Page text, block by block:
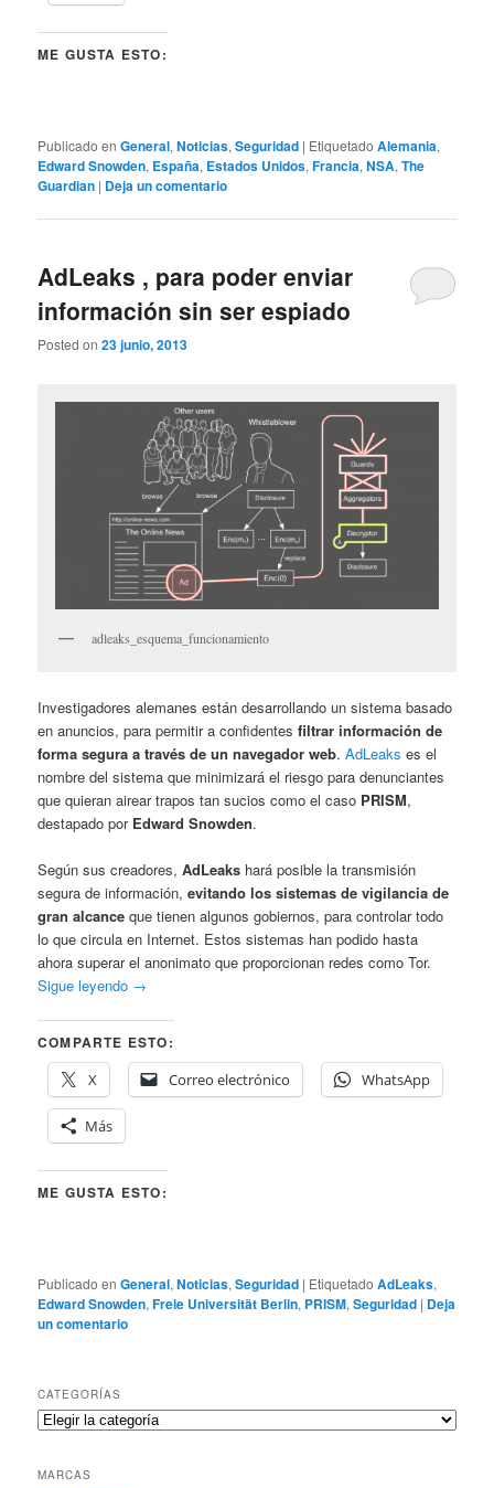
ME GUSTA ESTO:
Publicado en General,Noticias,Seguridad | Etiquetado Alemania,
Edward Snowden, España, Estados Unidos,Francia,NSA,The
Guardian | Deja un comentario
AdLeaks , para poder enviar
información sin ser espiado
Posted on23 junio, 2013
adleaks_esquema_funcionamiento
Investigadores alemanes están desarrollando un sistema basado
en anuncios, para permitir a confidentesfiltrar información de
forma segura a través de un navegador web.AdLeaks es el
nombre del sistema que minimizará el riesgo para denunciantes
que quieran airear trapos tan sucios como el caso PRISM,
destapado por Edward Snowden.
Según sus creadores,AdLeaks hará posible la transmisión
segura de información,evitando los sistemas de vigilancia de
gran alcance que tienen algunos gobiernos, para controlar todo
lo que circula en Internet. Estos sistemas han podido hasta
ahora superar el anonimato que proporcionan redes como Tor.
Sigue leyendo →
COMPARTE ESTO:
X
Correo electrónico WhatsApp
Más
ME GUSTA ESTO:
Publicado en General,Noticias,Seguridad | Etiquetado AdLeaks,
Edward Snowden,Freie Universität Berlin, PRISM,Seguridad | Deja
un comentario
CATEGORÍAS
Categorías
MARCAS